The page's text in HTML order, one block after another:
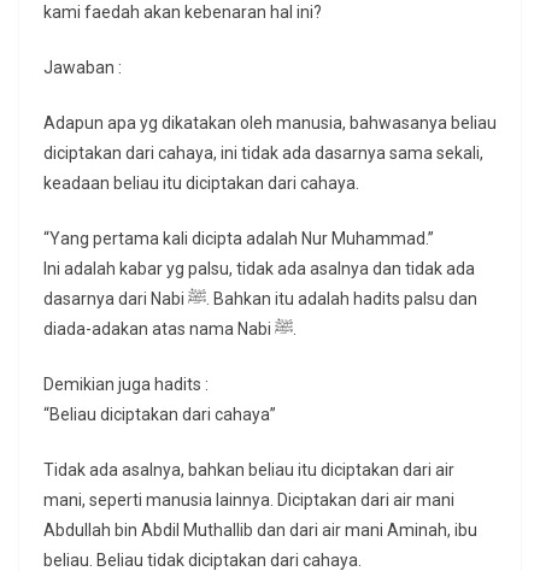
kami faedah akan kebenaran hal ini?
Jawaban :
Adapun apa yg dikatakan oleh manusia, bahwasanya beliau
diciptakan dari cahaya, ini tidak ada dasarnya sama sekali,
keadaan beliau itu diciptakan dari cahaya.
“Yang pertama kali dicipta adalah Nur Muhammad.”
Ini adalah kabar yg palsu, tidak ada asalnya dan tidak ada
dasarnya dari Nabi ﷺ. Bahkan itu adalah hadits palsu dan
Demikian juga hadits :
“Beliau diciptakan dari cahaya”
Tidak ada asalnya, bahkan beliau itu diciptakan dari air
mani, seperti manusia lainnya. Diciptakan dari air mani
Abdullah bin Abdil Muthallib dan dari air mani Aminah, ibu
beliau. Beliau tidak diciptakan dari cahaya.